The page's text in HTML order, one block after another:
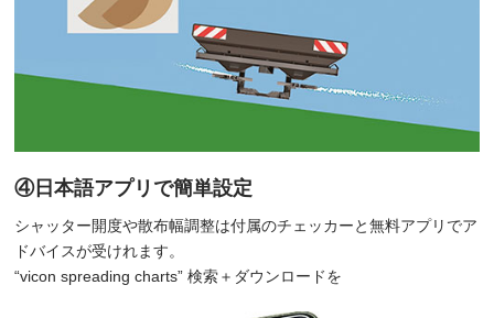
④日本語アプリで簡単設定
シャッター開度や散布幅調整は付属のチェッカーと無料アプリでア
ドバイスが受けれます。
“vicon spreading charts” 検索＋ダウンロードを